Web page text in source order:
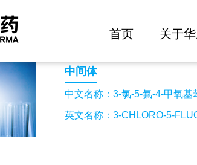
首页 关于
心 3-氯-5-氟-4-甲氧基苯甲酸
中间体
中文名称：3-氯-5-氟-4-甲氧基
英文名称：3-CHLORO-5-